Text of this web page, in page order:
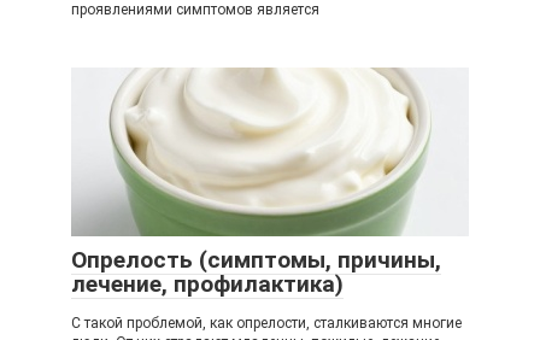
проявлениями симптомов является
Опрелость (симптомы, причины,
лечение, профилактика)
С такой проблемой, как опрелости, сталкиваются многие